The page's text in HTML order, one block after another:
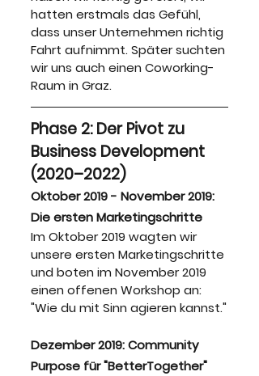
hatten erstmals das Gefühl,
dass unser Unternehmen richtig
Fahrt aufnimmt. Später suchten
wir uns auch einen Coworking-
Raum in Graz.
Phase 2: Der Pivot zu
Business Development
(2020–2022)
Oktober 2019 - November 2019:
Die ersten Marketingschritte
Im Oktober 2019 wagten wir
unsere ersten Marketingschritte
und boten im November 2019
einen offenen Workshop an:
"Wie du mit Sinn agieren kannst."
Dezember 2019: Community
Purpose für "BetterTogether"